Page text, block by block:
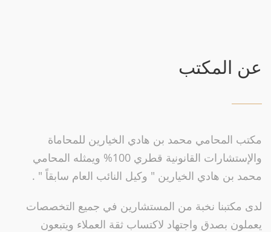
عن المكتب
مكتب المحامي محمد بن هادي الخيارين للمحاماة
والإستشارات القانونية قطري 100% ويمثله المحامي
محمد بن هادي الخيارين " وكيل النائب العام سابقاً " .
لدى مكتبنا نخبة من المستشارين في جميع التخصصات
يعملون بصدق واجتهاد لاكتساب ثقة العملاء ويتبعون